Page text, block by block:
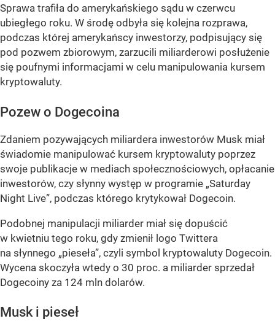
Sprawa trafiła do amerykańskiego sądu w czerwcu
ubiegłego roku. W środę odbyła się kolejna rozprawa,
podczas której amerykańscy inwestorzy, podpisujący się
pod pozwem zbiorowym, zarzucili miliarderowi posłużenie
się poufnymi informacjami w celu manipulowania kursem
kryptowaluty.
Pozew o Dogecoina
Zdaniem pozywających miliardera inwestorów Musk miał
świadomie manipulować kursem kryptowaluty poprzez
swoje publikacje w mediach społecznościowych, opłacanie
inwestorów, czy słynny występ w programie „Saturday
Night Live”, podczas którego krytykował Dogecoin.
Podobnej manipulacji miliarder miał się dopuścić
w kwietniu tego roku, gdy zmienił logo Twittera
na słynnego „pieseła”, czyli symbol kryptowaluty Dogecoin.
Wycena skoczyła wtedy o 30 proc. a miliarder sprzedał
Dogecoiny za 124 mln dolarów.
Musk i pieseł